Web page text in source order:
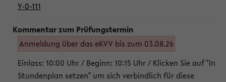
Y-0-111
Anmeldung über das eKVV bis zum 03.08.26
Einlass: 10:00 Uhr / Beginn: 10:15 Uhr / Klicken Sie auf "In
Stundenplan setzen" um sich verbindlich für diese